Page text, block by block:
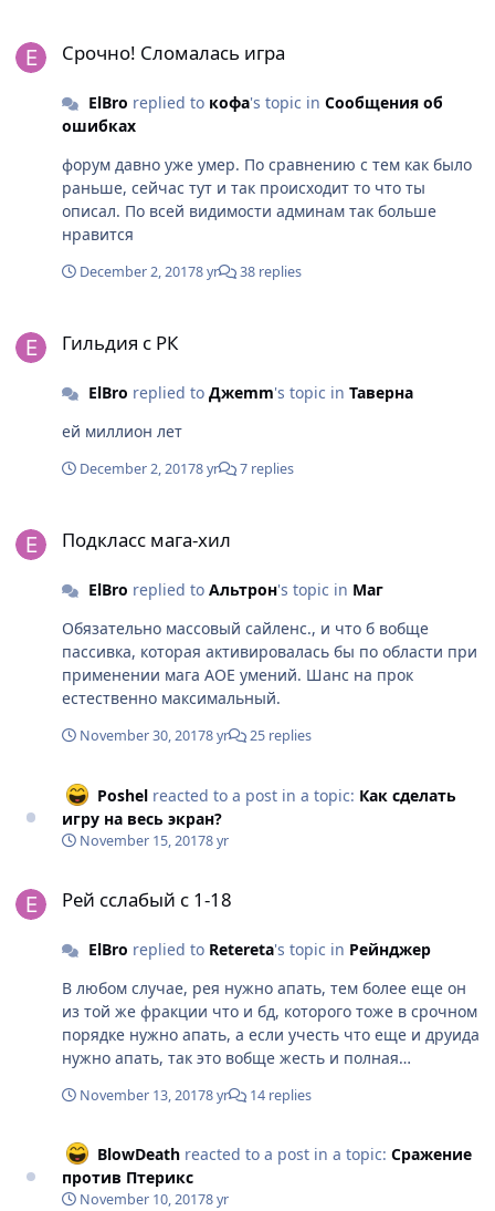
Срочно! Сломалась игра
ElBro replied to кофа's topic in Сообщения об
ошибках
форум давно уже умер. По сравнению с тем как было
раньше, сейчас тут и так происходит то что ты
описал. По всей видимости админам так больше
нравится
December 2, 20178 yr 38 replies
Гильдия с РК
ElBro replied to Джеmm's topic in Таверна
ей миллион лет
December 2, 20178 yr 7 replies
Подкласс мага-хил
ElBro replied to Альтрон's topic in Маг
Обязательно массовый сайленс., и что б вобще
пассивка, которая активировалась бы по области при
применении мага АОЕ умений. Шанс на прок
естественно максимальный.
November 30, 20178 yr 25 replies
Poshel reacted to a post in a topic: Как сделать
игру на весь экран?
November 15, 20178 yr
Рей сслабый с 1-18
ElBro replied to Retereta's topic in Рейнджер
В любом случае, рея нужно апать, тем более еще он
из той же фракции что и бд, которого тоже в срочном
порядке нужно апать, а если учесть что еще и друида
нужно апать, так это вобще жесть и полная
November 13, 20178 yr 14 replies
BlowDeath reacted to a post in a topic: Сражение
против Птерикс
November 10, 20178 yr